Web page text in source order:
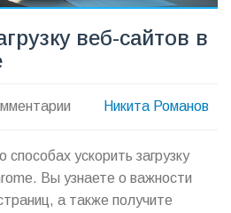
веб-сайтов в
Никита Романов
ускорить загрузку
Вы узнаете о важности
а также получите